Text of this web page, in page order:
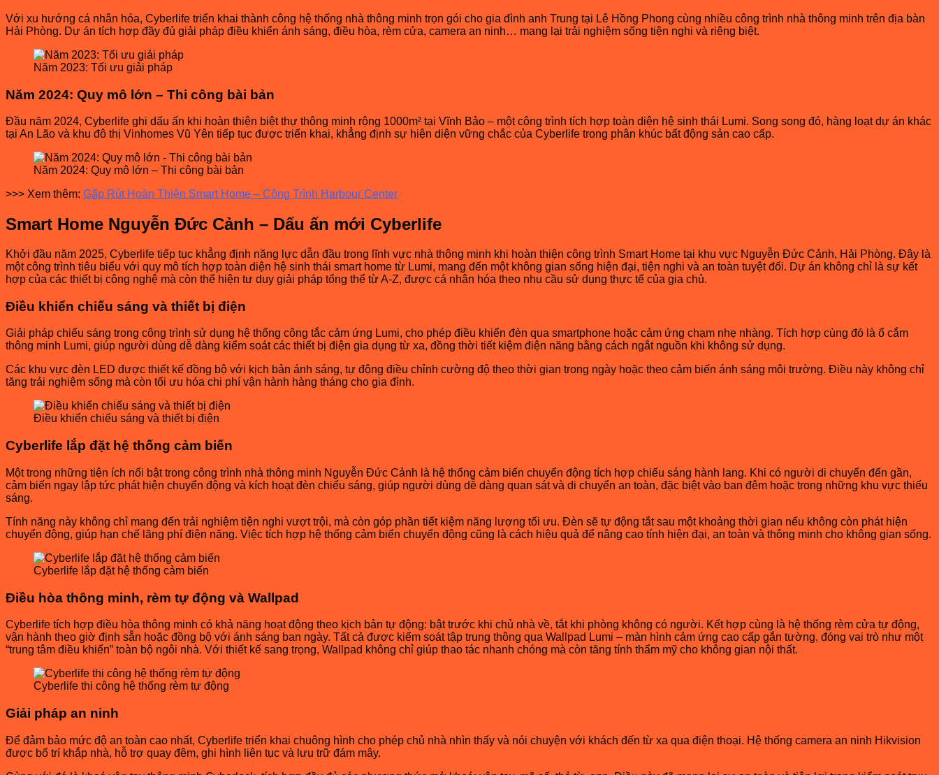
Với xu hướng cá nhân hóa, Cyberlife triển khai thành công hệ thống nhà thông minh trọn gói cho gia đình anh Trung tại Lê Hồng Phong cùng nhiều công trình nhà thông minh trên địa bàn
Hải Phòng. Dự án tích hợp đầy đủ giải pháp điều khiển ánh sáng, điều hòa, rèm cửa, camera an ninh… mang lại trải nghiệm sống tiện nghi và riêng biệt.
Năm 2023: Tối ưu giải pháp
Năm 2024: Quy mô lớn – Thi công bài bản
Đầu năm 2024, Cyberlife ghi dấu ấn khi hoàn thiện biệt thự thông minh rộng 1000m² tại Vĩnh Bảo – một công trình tích hợp toàn diện hệ sinh thái Lumi. Song song đó, hàng loạt dự án khác
tại An Lão và khu đô thị Vinhomes Vũ Yên tiếp tục được triển khai, khẳng định sự hiện diện vững chắc của Cyberlife trong phân khúc bất động sản cao cấp.
Năm 2024: Quy mô lớn – Thi công bài bản
>>> Xem thêm: Gấp Rút Hoàn Thiện Smart Home – Công Trình Harbour Center
Smart Home Nguyễn Đức Cảnh – Dấu ấn mới Cyberlife
Khởi đầu năm 2025, Cyberlife tiếp tục khẳng định năng lực dẫn đầu trong lĩnh vực nhà thông minh khi hoàn thiện công trình Smart Home tại khu vực Nguyễn Đức Cảnh, Hải Phòng. Đây là
một công trình tiêu biểu với quy mô tích hợp toàn diện hệ sinh thái smart home từ Lumi, mang đến một không gian sống hiện đại, tiện nghi và an toàn tuyệt đối. Dự án không chỉ là sự kết
hợp của các thiết bị công nghệ mà còn thể hiện tư duy giải pháp tổng thể từ A-Z, được cá nhân hóa theo nhu cầu sử dụng thực tế của gia chủ.
Điều khiển chiếu sáng và thiết bị điện
Giải pháp chiếu sáng trong công trình sử dụng hệ thống công tắc cảm ứng Lumi, cho phép điều khiển đèn qua smartphone hoặc cảm ứng chạm nhẹ nhàng. Tích hợp cùng đó là ổ cắm
thông minh Lumi, giúp người dùng dễ dàng kiểm soát các thiết bị điện gia dụng từ xa, đồng thời tiết kiệm điện năng bằng cách ngắt nguồn khi không sử dụng.
Các khu vực đèn LED được thiết kế đồng bộ với kịch bản ánh sáng, tự động điều chỉnh cường độ theo thời gian trong ngày hoặc theo cảm biến ánh sáng môi trường. Điều này không chỉ
tăng trải nghiệm sống mà còn tối ưu hóa chi phí vận hành hàng tháng cho gia đình.
Điều khiển chiếu sáng và thiết bị điện
Cyberlife lắp đặt hệ thống cảm biến
Một trong những tiện ích nổi bật trong công trình nhà thông minh Nguyễn Đức Cảnh là hệ thống cảm biến chuyển động tích hợp chiếu sáng hành lang. Khi có người di chuyển đến gần,
cảm biến ngay lập tức phát hiện chuyển động và kích hoạt đèn chiếu sáng, giúp người dùng dễ dàng quan sát và di chuyển an toàn, đặc biệt vào ban đêm hoặc trong những khu vực thiếu
sáng.
Tính năng này không chỉ mang đến trải nghiệm tiện nghi vượt trội, mà còn góp phần tiết kiệm năng lượng tối ưu. Đèn sẽ tự động tắt sau một khoảng thời gian nếu không còn phát hiện
chuyển động, giúp hạn chế lãng phí điện năng. Việc tích hợp hệ thống cảm biến chuyển động cũng là cách hiệu quả để nâng cao tính hiện đại, an toàn và thông minh cho không gian sống.
Cyberlife lắp đặt hệ thống cảm biến
Điều hòa thông minh, rèm tự động và Wallpad
Cyberlife tích hợp điều hòa thông minh có khả năng hoạt động theo kịch bản tự động: bật trước khi chủ nhà về, tắt khi phòng không có người. Kết hợp cùng là hệ thống rèm cửa tự động,
vận hành theo giờ định sẵn hoặc đồng bộ với ánh sáng ban ngày. Tất cả được kiểm soát tập trung thông qua Wallpad Lumi – màn hình cảm ứng cao cấp gắn tường, đóng vai trò như một
“trung tâm điều khiển” toàn bộ ngôi nhà. Với thiết kế sang trọng, Wallpad không chỉ giúp thao tác nhanh chóng mà còn tăng tính thẩm mỹ cho không gian nội thất.
Cyberlife thi công hệ thống rèm tự động
Giải pháp an ninh
Để đảm bảo mức độ an toàn cao nhất, Cyberlife triển khai chuông hình cho phép chủ nhà nhìn thấy và nói chuyện với khách đến từ xa qua điện thoại. Hệ thống camera an ninh Hikvision
được bố trí khắp nhà, hỗ trợ quay đêm, ghi hình liên tục và lưu trữ đám mây.